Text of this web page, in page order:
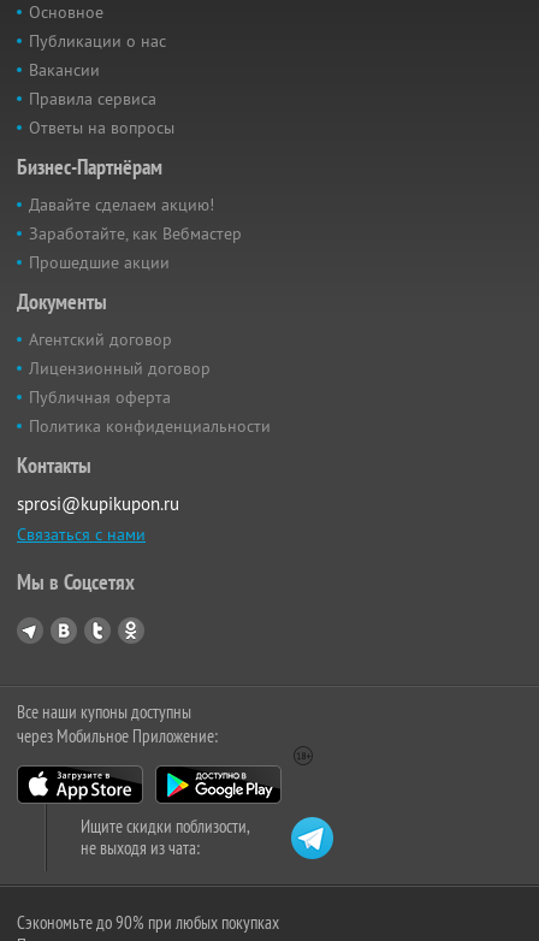
Основное
Публикации о нас
Вакансии
Правила сервиса
Ответы на вопросы
Бизнес-Партнёрам
Давайте сделаем акцию!
Заработайте, как Вебмастер
Прошедшие акции
Документы
Агентский договор
Лицензионный договор
Публичная оферта
Политика конфиденциальности
Контакты
sprosi@kupikupon.ru
Связаться с нами
Мы в Соцсетях
Все наши купоны доступны
через Мобильное Приложение:
Ищите скидки поблизости,
не выходя из чата:
Сэкономьте до 90% при любых покупках